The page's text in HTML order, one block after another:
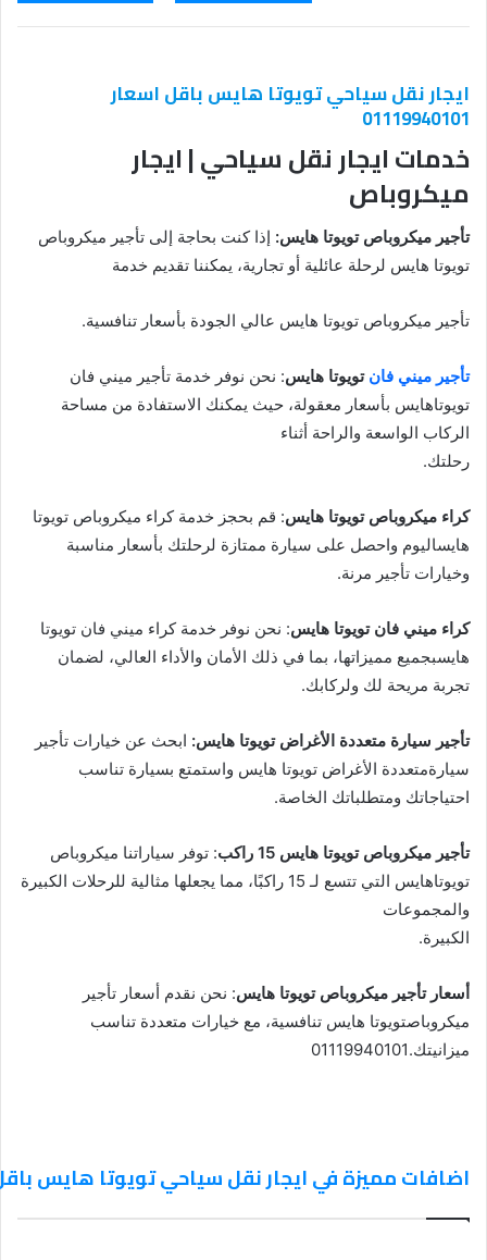
ايجار نقل سياحي تويوتا هايس باقل اسعار
01119940101
خدمات ايجار نقل سياحي | ايجار
ميكروباص
تأجير ميكروباص تويوتا هايس: إذا كنت بحاجة إلى تأجير ميكروباص
تويوتا هايس لرحلة عائلية أو تجارية، يمكننا تقديم خدمة
تأجير ميكروباص تويوتا هايس عالي الجودة بأسعار تنافسية.
تأجير ميني فان تويوتا هايس: نحن نوفر خدمة تأجير ميني فان
تويوتاهايس بأسعار معقولة، حيث يمكنك الاستفادة من مساحة
الركاب الواسعة والراحة أثناء
رحلتك.
كراء ميكروباص تويوتا هايس: قم بحجز خدمة كراء ميكروباص تويوتا
هايساليوم واحصل على سيارة ممتازة لرحلتك بأسعار مناسبة
وخيارات تأجير مرنة.
كراء ميني فان تويوتا هايس: نحن نوفر خدمة كراء ميني فان تويوتا
هايسبجميع مميزاتها، بما في ذلك الأمان والأداء العالي، لضمان
تجربة مريحة لك ولركابك.
تأجير سيارة متعددة الأغراض تويوتا هايس: ابحث عن خيارات تأجير
سيارةمتعددة الأغراض تويوتا هايس واستمتع بسيارة تناسب
احتياجاتك ومتطلباتك الخاصة.
تأجير ميكروباص تويوتا هايس 15 راكب
: توفر سياراتنا ميكروباص
تويوتاهايس التي تتسع لـ 15 راكبًا، مما يجعلها مثالية للرحلات الكبيرة
والمجموعات
الكبيرة.
أسعار تأجير ميكروباص تويوتا هايس: نحن نقدم أسعار تأجير
ميكروباصتويوتا هايس تنافسية، مع خيارات متعددة تناسب
ميزانيتك.01119940101
اضافات مميزة في ايجار نقل سياحي تويوتا هايس باقل اسعار